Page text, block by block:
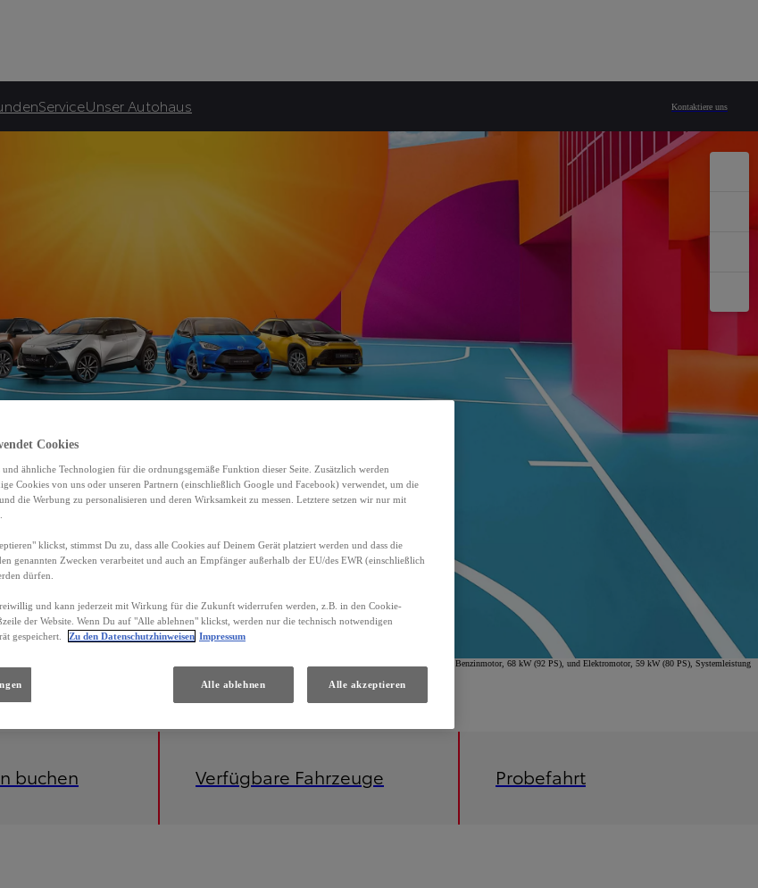
ServiceUnser Autohaus Kontaktiere uns
km; CO2-Emissionen (kombiniert) 85 g/km; CO2-Klasse B. Energieverbrauch Toyota Yaris Comfort Hybrid, 1,5-l-VVT-i Benzinmotor, 68 kW (92 PS), und Elektromotor, 59 kW (80 PS), Systemleistung
buchen Verfügbare Fahrzeuge Probefahrt
Cookies
ähnliche Technologien für die ordnungsgemäße Funktion dieser Seite. Zusätzlich werden
Cookies von uns oder unseren Partnern (einschließlich Google und Facebook) verwendet, um die
die Werbung zu personalisieren und deren Wirksamkeit zu messen. Letztere setzen wir nur mit
klickst, stimmst Du zu, dass alle Cookies auf Deinem Gerät platziert werden und dass die
genannten Zwecken verarbeitet und auch an Empfänger außerhalb der EU/des EWR (einschließlich
dürfen.
und kann jederzeit mit Wirkung für die Zukunft widerrufen werden, z.B. in den Cookie-
der Website. Wenn Du auf "Alle ablehnen" klickst, werden nur die technisch notwendigen
gespeichert.
Zu den Datenschutzhinweisen Impressum
Alle ablehnen Alle akzeptieren